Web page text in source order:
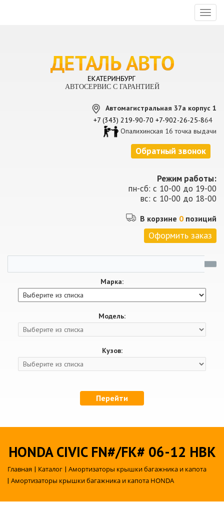
АВТОСЕРВИС С ГАРАНТИЕЙ
Автомагистральная 37а корпус 1
+7 (343) 219-90-70 +7-902-26-25-864
Опалихинская 16 точка выдачи
Обратный звонок
Режим работы:
пн-сб: с 10-00 до 19-00
вс: с 10-00 до 18-00
В корзине 0 позиций
Оформить заказ
Марка:
Модель:
Кузов:
Перейти
HONDA CIVIC FN#/FK# 06-12 HBK
Главная | Каталог | Амортизаторы крышки багажника и капота
| Амортизаторы крышки багажника и капота HONDA